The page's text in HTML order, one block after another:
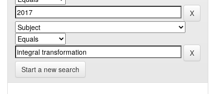
Start a new search